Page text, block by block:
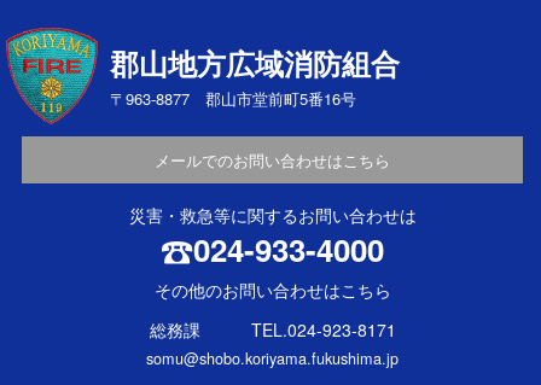
郡山地方広域消防組合
〒963-8877 郡山市堂前町5番16号
メールでのお問い合わせはこちら
災害・救急等に関するお問い合わせは
024-933-4000
その他のお問い合わせはこちら
総務課 TEL.024-923-8171
somu@shobo.koriyama.fukushima.jp